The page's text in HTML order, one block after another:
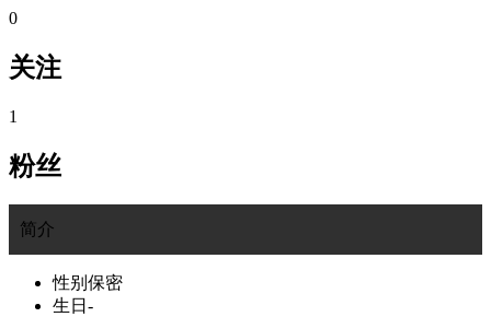
0
关注
1
粉丝
简介
性别 保密
生日 -